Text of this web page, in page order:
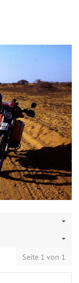
Seite 1 von 1